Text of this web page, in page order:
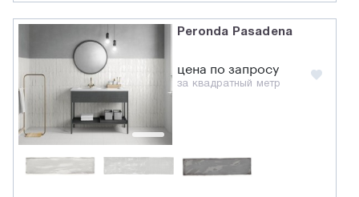
Peronda Pasadena
цена по запросу
за квадратный метр